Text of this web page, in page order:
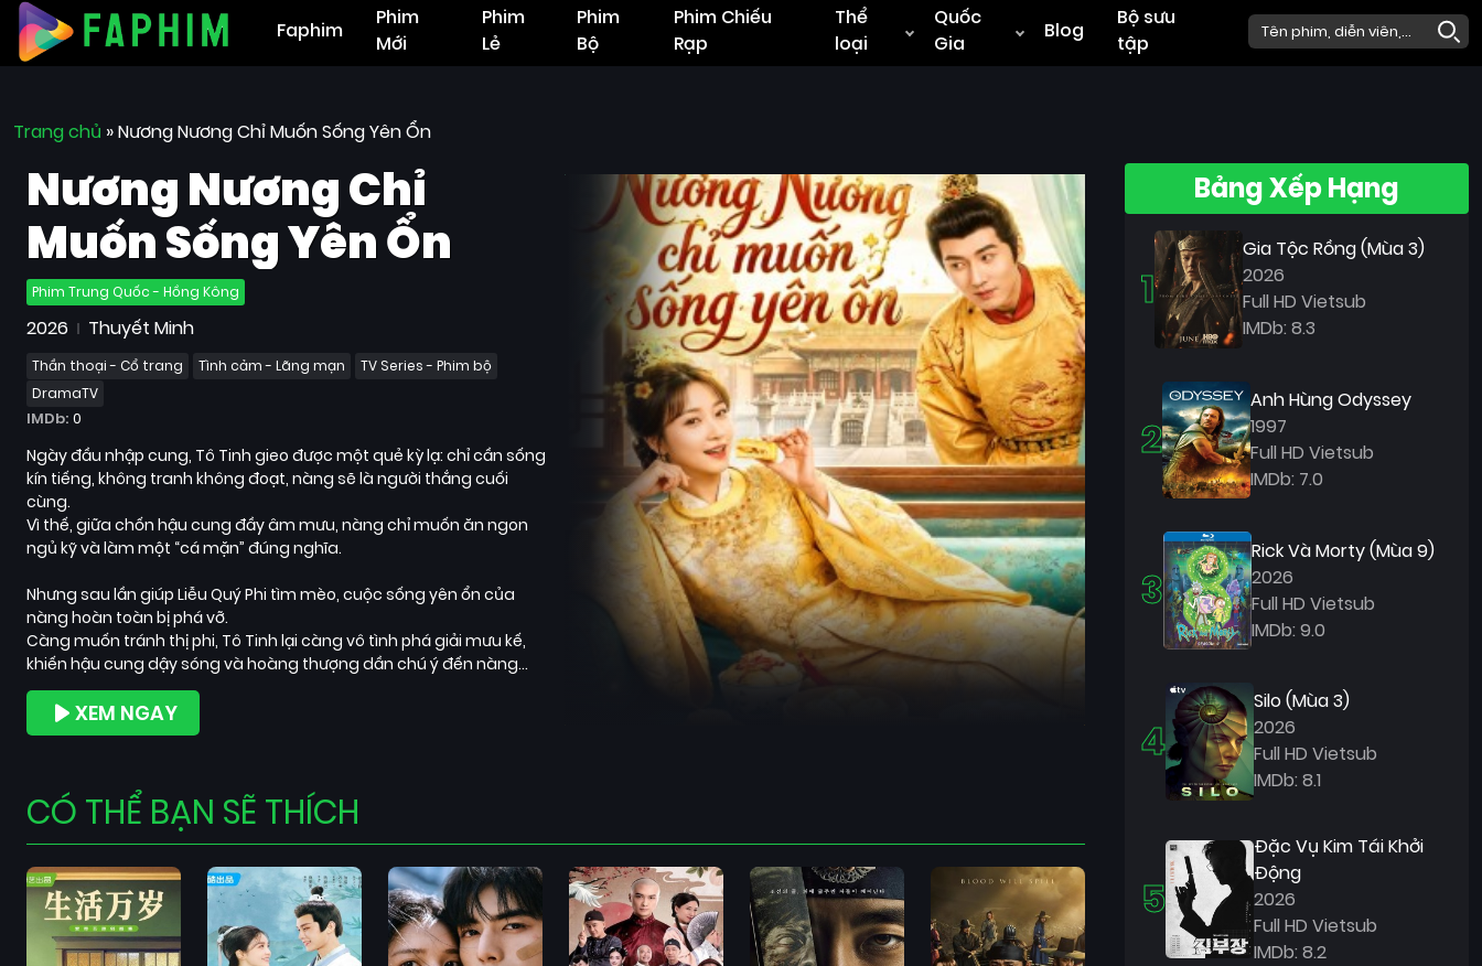
Faphim
Phim
Mới
Phim
Lẻ
Phim
Bộ
Phim Chiếu
Rạp
Thể
loại
Quốc
Gia
Blog
Bộ sưu
tập
Trang chủ »Nương Nương Chỉ Muốn Sống Yên Ổn
Nương Nương Chỉ
Muốn Sống Yên Ổn
Phim Trung Quốc - Hồng Kông
2026 Thuyết Minh
Thần thoại - Cổ trang Tình cảm - Lãng mạn
TV Series - Phim bộ
DramaTV
IMDb: 0
Ngày đầu nhập cung, Tô Tinh gieo được một quẻ kỳ lạ: chỉ cần sống
kín tiếng, không tranh không đoạt, nàng sẽ là người thắng cuối
cùng.
Vì thế, giữa chốn hậu cung đầy âm mưu, nàng chỉ muốn ăn ngon
ngủ kỹ và làm một “cá mặn” đúng nghĩa.
Nhưng sau lần giúp Liễu Quý Phi tìm mèo, cuộc sống yên ổn của
nàng hoàn toàn bị phá vỡ.
Càng muốn tránh thị phi, Tô Tinh lại càng vô tình phá giải mưu kế,
khiến hậu cung dậy sóng và hoàng thượng dần chú ý đến nàng…
XEM NGAY
CÓ THỂ BẠN SẼ THÍCH
Bảng Xếp Hạng
1
Gia Tộc Rồng (Mùa 3)
2026
Full HD Vietsub
IMDb: 8.3
2
Anh Hùng Odyssey
1997
Full HD Vietsub
IMDb: 7.0
3
Rick Và Morty (Mùa 9)
2026
Full HD Vietsub
IMDb: 9.0
4
Silo (Mùa 3)
2026
Full HD Vietsub
IMDb: 8.1
5
Đặc Vụ Kim Tái Khởi
Động
2026
Full HD Vietsub
IMDb: 8.2